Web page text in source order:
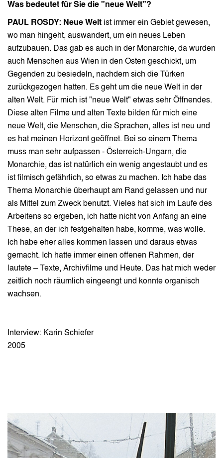
Was bedeutet für Sie die "neue Welt"?
PAUL ROSDY: Neue Welt ist immer ein Gebiet gewesen,
wo man hingeht, auswandert, um ein neues Leben
aufzubauen. Das gab es auch in der Monarchie, da wurden
auch Menschen aus Wien in den Osten geschickt, um
Gegenden zu besiedeln, nachdem sich die Türken
zurückgezogen hatten. Es geht um die neue Welt in der
alten Welt. Für mich ist "neue Welt" etwas sehr Öffnendes.
Diese alten Filme und alten Texte bilden für mich eine
neue Welt, die Menschen, die Sprachen, alles ist neu und
es hat meinen Horizont geöffnet. Bei so einem Thema
muss man sehr aufpassen - Österreich-Ungarn, die
Monarchie, das ist natürlich ein wenig angestaubt und es
ist filmisch gefährlich, so etwas zu machen. Ich habe das
Thema Monarchie überhaupt am Rand gelassen und nur
als Mittel zum Zweck benutzt. Vieles hat sich im Laufe des
Arbeitens so ergeben, ich hatte nicht von Anfang an eine
These, an der ich festgehalten habe, komme, was wolle.
Ich habe eher alles kommen lassen und daraus etwas
gemacht. Ich hatte immer einen offenen Rahmen, der
lautete – Texte, Archivfilme und Heute. Das hat mich weder
zeitlich noch räumlich eingeengt und konnte organisch
wachsen.
Interview: Karin Schiefer
2005